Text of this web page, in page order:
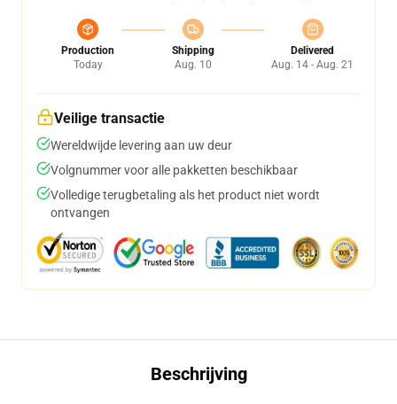
Production
Today
Shipping
Aug. 10
Delivered
Aug. 14 - Aug. 21
Veilige transactie
Wereldwijde levering aan uw deur
Volgnummer voor alle pakketten beschikbaar
Volledige terugbetaling als het product niet wordt
ontvangen
Beschrijving